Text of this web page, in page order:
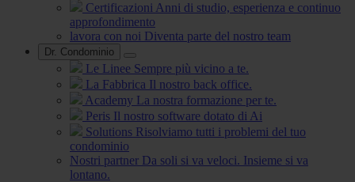
Certificazioni Anni di studio, esperienza e continuo
approfondimento
lavora con noi Diventa parte del nostro team
Dr. Condominio
Le Linee Sempre più vicino a te.
La Fabbrica Il nostro back office.
Academy La nostra formazione per te.
Peris Il nostro software dotato di Ai
Solutions Risolviamo tutti i problemi del tuo
condominio
Nostri partner Da soli si va veloci. Insieme si va
lontano.